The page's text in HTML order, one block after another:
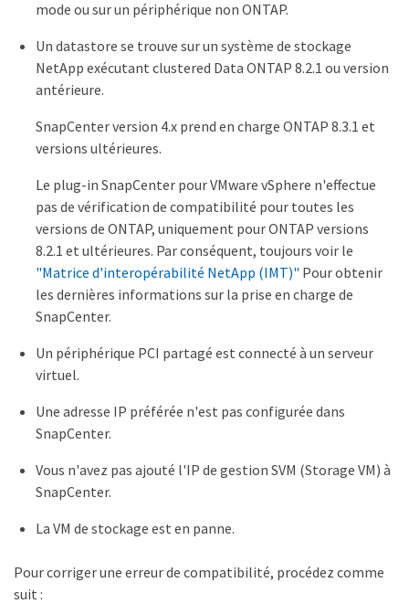
mode ou sur un périphérique non ONTAP.
Un datastore se trouve sur un système de stockage
NetApp exécutant clustered Data ONTAP 8.2.1 ou version
antérieure.
SnapCenter version 4.x prend en charge ONTAP 8.3.1 et
versions ultérieures.
Le plug-in SnapCenter pour VMware vSphere n'effectue
pas de vérification de compatibilité pour toutes les
versions de ONTAP, uniquement pour ONTAP versions
8.2.1 et ultérieures. Par conséquent, toujours voir le
"Matrice d'interopérabilité NetApp (IMT)" Pour obtenir
les dernières informations sur la prise en charge de
SnapCenter.
Un périphérique PCI partagé est connecté à un serveur
virtuel.
Une adresse IP préférée n'est pas configurée dans
SnapCenter.
Vous n'avez pas ajouté l'IP de gestion SVM (Storage VM) à
SnapCenter.
La VM de stockage est en panne.
Pour corriger une erreur de compatibilité, procédez comme
suit :